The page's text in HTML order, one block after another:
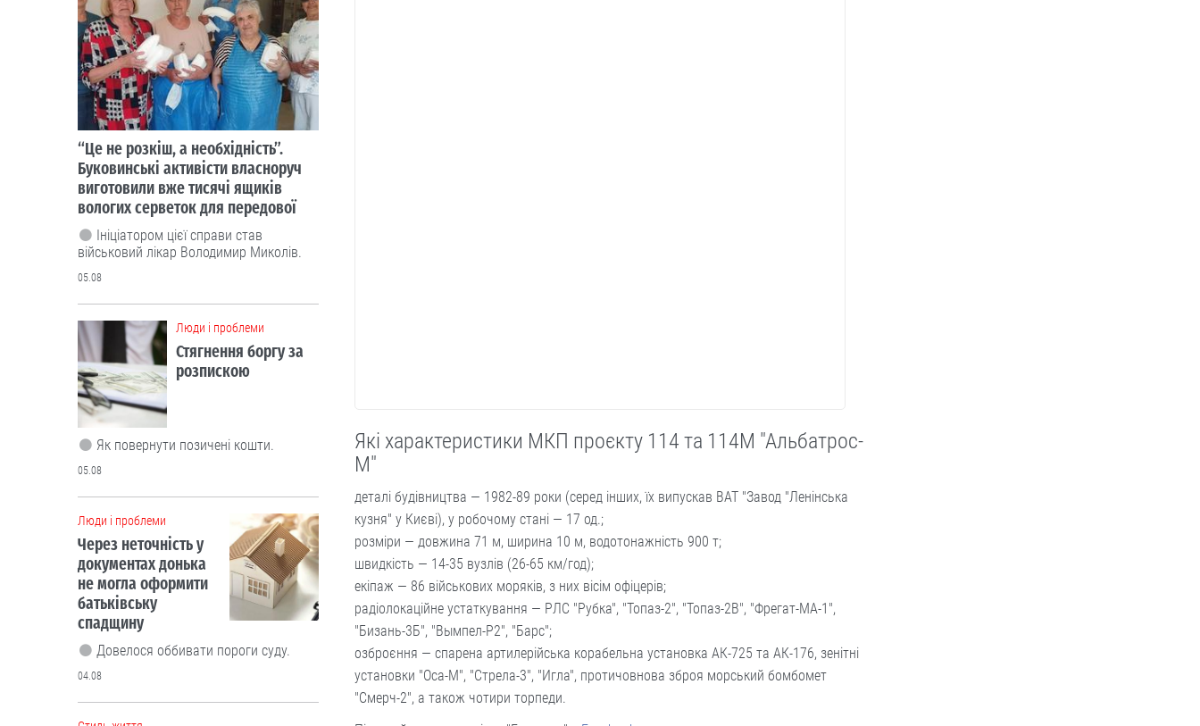
Які характеристики МКП проєкту 114 та 114М "Альбатрос-
М"
деталі будівництва — 1982-89 роки (серед інших, їх випускав ВАТ "Завод "Ленінська
кузня" у Києві), у робочому стані — 17 од.;
розміри — довжина 71 м, ширина 10 м, водотонажність 900 т;
швидкість — 14-35 вузлів (26-65 км/год);
екіпаж — 86 військових моряків, з них вісім офіцерів;
радіолокаційне устаткування — РЛС "Рубка", "Топаз-2", "Топаз-2В", "Фрегат-МА-1",
"Бизань-3Б", "Вымпел-Р2", "Барс";
озброєння — спарена артилерійська корабельна установка АК-725 та АК-176, зенітні
установки "Оса-М", "Стрела-3", "Игла", протичовнова зброя морський бомбомет
"Смерч-2", а також чотири торпеди.
“Це не розкіш, а необхідність”.
Буковинські активісти власноруч
виготовили вже тисячі ящиків
вологих серветок для передової
Ініціатором цієї справи став
військовий лікар Володимир Миколів.
05.08
Люди і проблеми
Стягнення боргу за
розпискою
Як повернути позичені кошти.
05.08
Люди і проблеми
Через неточність у
документах донька
не могла оформити
батьківську
спадщину
Довелося оббивати пороги суду.
04.08